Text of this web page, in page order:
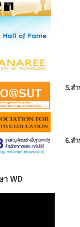
า WD
5.ส
6.ส